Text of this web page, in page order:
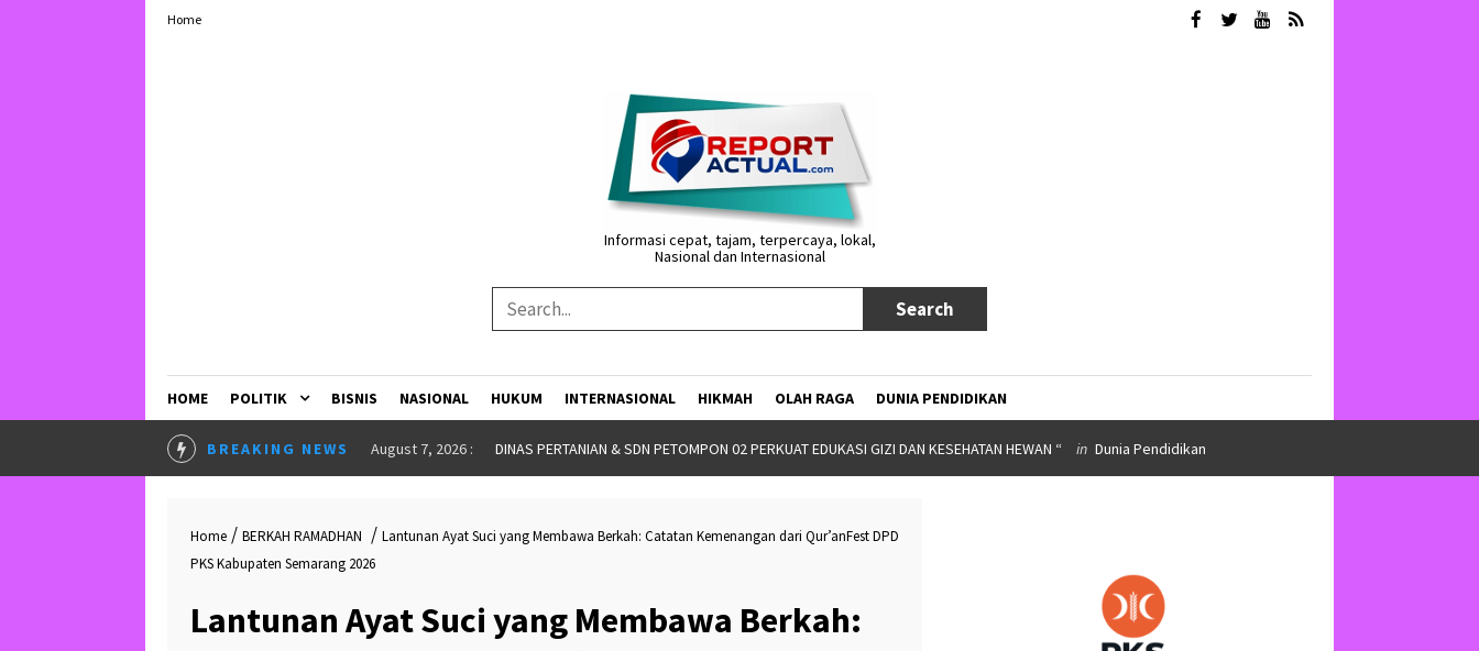
Home
Informasi cepat, tajam, terpercaya, lokal,
Nasional dan Internasional
HOME POLITIK BISNIS NASIONAL HUKUM INTERNASIONAL HIKMAH OLAH RAGA DUNIA PENDIDIKAN
BREAKING NEWS June 23, 2026 : ALUMNI PARTNERSHIP MEETING 2026 JADI MOMENTUM IKA SPs UNNES PERKUAT KOLABORASI DAN SALURKAN BEASISWA”
Home / BERKAH RAMADHAN / Lantunan Ayat Suci yang Membawa Berkah: Catatan Kemenangan dari Qur’anFest DPD
PKS Kabupaten Semarang 2026
Lantunan Ayat Suci yang Membawa Berkah: